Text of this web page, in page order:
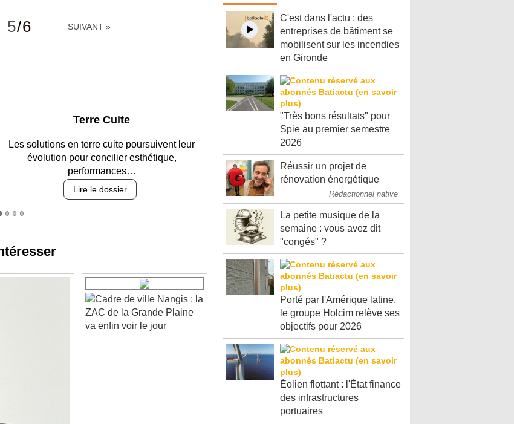
5/6 SUIVANT »
Parking et garages
circulation, sécurisation des accès, durabilité
des revêtements et intégration…
Lire le dossier
ZAC de la Grande Plaine
va enfin voir le jour
C'est dans l'actu : des
entreprises de bâtiment se
mobilisent sur les incendies
en Gironde
"Très bons résultats" pour
Spie au premier semestre
2026
Réussir un projet de
rénovation énergétique
Rédactionnel native
La petite musique de la
semaine : vous avez dit
"congés" ?
Porté par l'Amérique latine,
le groupe Holcim relève ses
objectifs pour 2026
Éolien flottant : l'État finance
des infrastructures
portuaires